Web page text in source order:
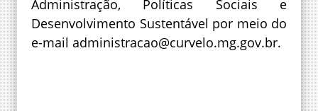
Administração, Políticas Sociais e
Desenvolvimento Sustentável por meio do
e-mail administracao@curvelo.mg.gov.br.